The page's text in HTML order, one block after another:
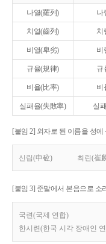
나열(羅列) 나
치열(齒列) 치
비열(卑劣) 비
규율(規律) 규
비율(比率) 비
실패율(失敗率) 실
[붙임 2] 외자로 된 이름을 성
신립(申砬) 최린(崔
[붙임 3] 준말에서 본음으로 소
국련(국제 연합)
한시련(한국 시각 장애인